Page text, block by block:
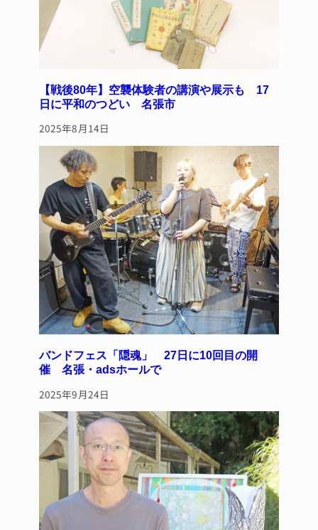
【戦後80年】空襲体験者の講演や展示も 17
日に平和のつどい 名張市
2025年8月14日
バンドフェス「隠魂」 27日に10回目の開
催 名張・adsホールで
2025年9月24日